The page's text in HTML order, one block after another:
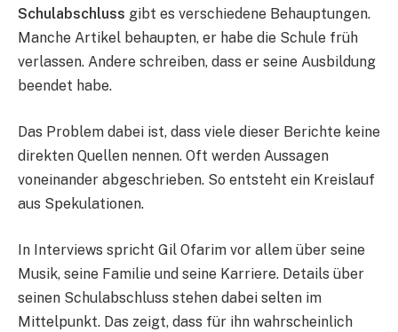
Schulabschluss gibt es verschiedene Behauptungen.
Manche Artikel behaupten, er habe die Schule früh
verlassen. Andere schreiben, dass er seine Ausbildung
beendet habe.
Das Problem dabei ist, dass viele dieser Berichte keine
direkten Quellen nennen. Oft werden Aussagen
voneinander abgeschrieben. So entsteht ein Kreislauf
aus Spekulationen.
In Interviews spricht Gil Ofarim vor allem über seine
Musik, seine Familie und seine Karriere. Details über
seinen Schulabschluss stehen dabei selten im
Mittelpunkt. Das zeigt, dass für ihn wahrscheinlich